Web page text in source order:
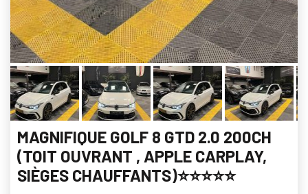
MAGNIFIQUE GOLF 8 GTD 2.0 200CH
(TOIT OUVRANT , APPLE CARPLAY,
SIÈGES CHAUFFANTS)⭐️⭐️⭐️⭐️⭐️